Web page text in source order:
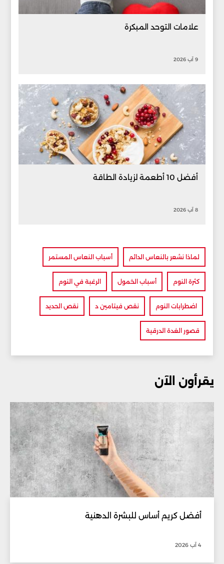
علامات التوحد المبكرة
9 آب 2026
أفضل 10 أطعمة لزيادة الطاقة
8 آب 2026
لماذا نشعر بالنعاس الدائم أسباب النعاس المستمر
كثرة النوم أسباب الخمول الرغبة في النوم
اضطرابات النوم نقص فيتامين د نقص الحديد
قصور الغدة الدرقية
يقرأون الآن
أفضل كريم أساس للبشرة الدهنية
4 آب 2026